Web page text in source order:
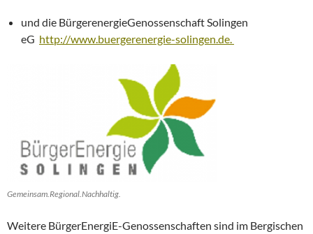
und die BürgerenergieGenossenschaft Solingen
eG http://www.buergerenergie-solingen.de.
Gemeinsam.Regional.Nachhaltig.
Weitere BürgerEnergiE-Genossenschaften sind im Bergischen